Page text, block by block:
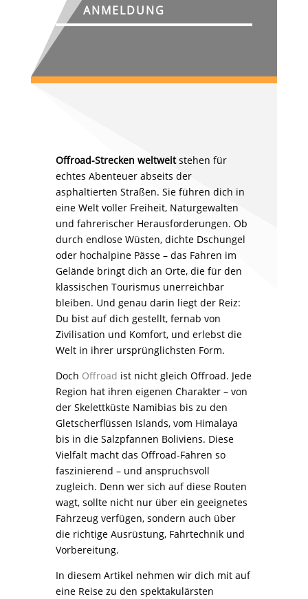
ANMELDUNG
Offroad-Strecken weltweitstehen für
echtes Abenteuer abseits der
asphaltierten Straßen. Sie führen dich in
eine Welt voller Freiheit, Naturgewalten
und fahrerischer Herausforderungen. Ob
durch endlose Wüsten, dichte Dschungel
oder hochalpine Pässe – das Fahren im
Gelände bringt dich an Orte, die für den
klassischen Tourismus unerreichbar
bleiben. Und genau darin liegt der Reiz:
Du bist auf dich gestellt, fernab von
Zivilisation und Komfort, und erlebst die
Welt in ihrer ursprünglichsten Form.
Doch Offroad ist nicht gleich Offroad. Jede
Region hat ihren eigenen Charakter – von
der Skelettküste Namibias bis zu den
Gletscherflüssen Islands, vom Himalaya
bis in die Salzpfannen Boliviens. Diese
Vielfalt macht das Offroad-Fahren so
faszinierend – und anspruchsvoll
zugleich. Denn wer sich auf diese Routen
wagt, sollte nicht nur über ein geeignetes
Fahrzeug verfügen, sondern auch über
die richtige Ausrüstung, Fahrtechnik und
Vorbereitung.
In diesem Artikel nehmen wir dich mit auf
eine Reise zu den spektakulärsten